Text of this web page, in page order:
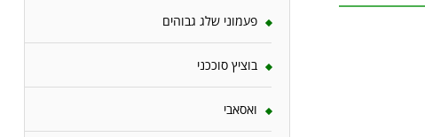
פעמוני שלג גבוהים
בוציץ סוככני
ואסאבי